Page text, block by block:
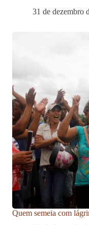
31 de dezembro
Quem semeia com